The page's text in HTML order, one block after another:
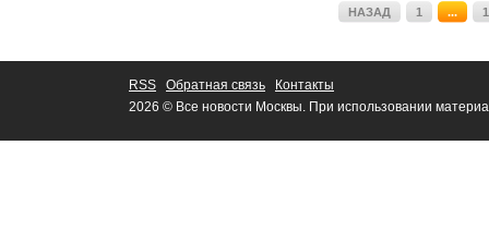
НАЗАД 1 ...
RSS Обратная связь
Контакты
2026 © Все новости Москвы. При использовании